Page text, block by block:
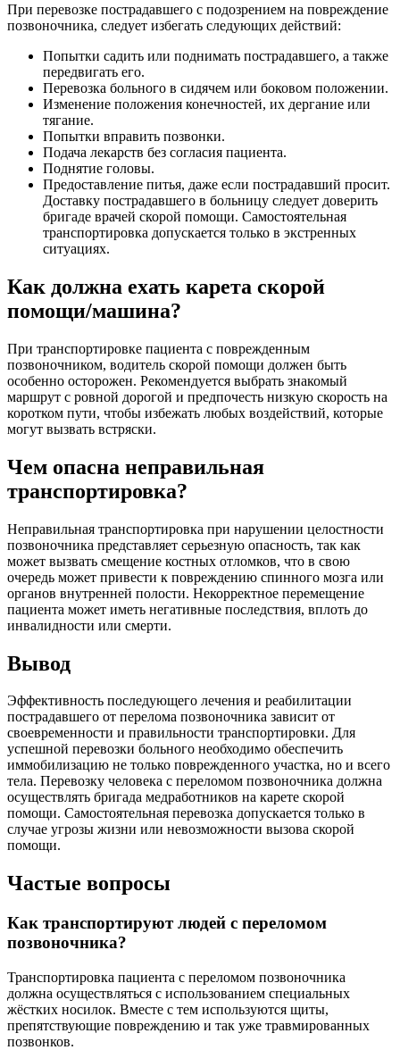
При перевозке пострадавшего с подозрением на повреждение
позвоночника, следует избегать следующих действий:
Попытки садить или поднимать пострадавшего, а также
передвигать его.
Перевозка больного в сидячем или боковом положении.
Изменение положения конечностей, их дергание или
тягание.
Попытки вправить позвонки.
Подача лекарств без согласия пациента.
Поднятие головы.
Предоставление питья, даже если пострадавший просит.
Доставку пострадавшего в больницу следует доверить
бригаде врачей скорой помощи. Самостоятельная
транспортировка допускается только в экстренных
ситуациях.
Как должна ехать карета скорой
помощи/машина?
При транспортировке пациента с поврежденным
позвоночником, водитель скорой помощи должен быть
особенно осторожен. Рекомендуется выбрать знакомый
маршрут с ровной дорогой и предпочесть низкую скорость на
коротком пути, чтобы избежать любых воздействий, которые
могут вызвать встряски.
Чем опасна неправильная
транспортировка?
Неправильная транспортировка при нарушении целостности
позвоночника представляет серьезную опасность, так как
может вызвать смещение костных отломков, что в свою
очередь может привести к повреждению спинного мозга или
органов внутренней полости. Некорректное перемещение
пациента может иметь негативные последствия, вплоть до
инвалидности или смерти.
Вывод
Эффективность последующего лечения и реабилитации
пострадавшего от перелома позвоночника зависит от
своевременности и правильности транспортировки. Для
успешной перевозки больного необходимо обеспечить
иммобилизацию не только поврежденного участка, но и всего
тела. Перевозку человека с переломом позвоночника должна
осуществлять бригада медработников на карете скорой
помощи. Самостоятельная перевозка допускается только в
случае угрозы жизни или невозможности вызова скорой
помощи.
Частые вопросы
Как транспортируют людей с переломом
позвоночника?
Транспортировка пациента с переломом позвоночника
должна осуществляться с использованием специальных
жёстких носилок. Вместе с тем используются щиты,
препятствующие повреждению и так уже травмированных
позвонков.